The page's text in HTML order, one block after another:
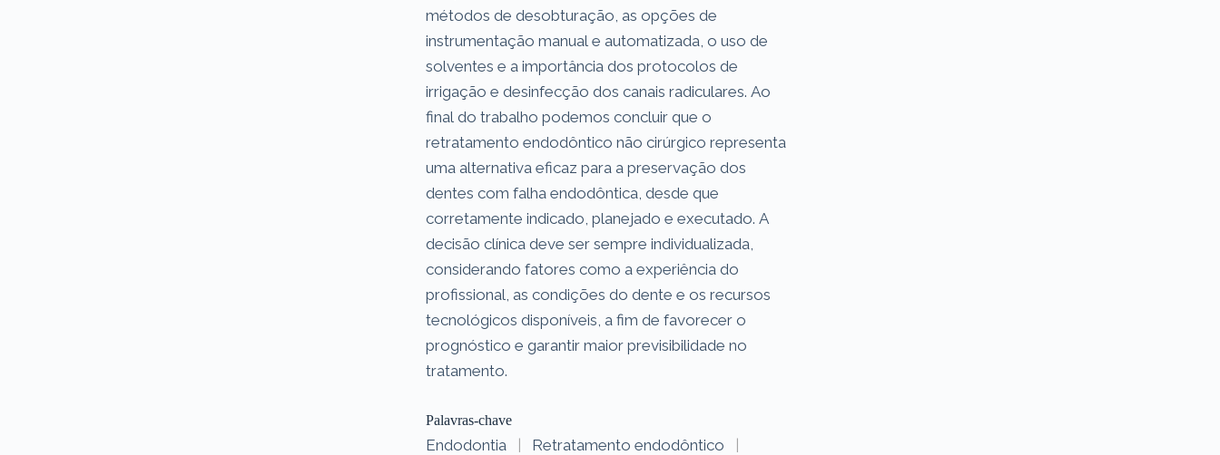
métodos de desobturação, as opções de
instrumentação manual e automatizada, o uso de
solventes e a importância dos protocolos de
irrigação e desinfecção dos canais radiculares. Ao
final do trabalho podemos concluir que o
retratamento endodôntico não cirúrgico representa
uma alternativa eficaz para a preservação dos
dentes com falha endodôntica, desde que
corretamente indicado, planejado e executado. A
decisão clínica deve ser sempre individualizada,
considerando fatores como a experiência do
profissional, as condições do dente e os recursos
tecnológicos disponíveis, a fim de favorecer o
prognóstico e garantir maior previsibilidade no
tratamento.
Palavras-chave
Endodontia | Retratamento endodôntico
|